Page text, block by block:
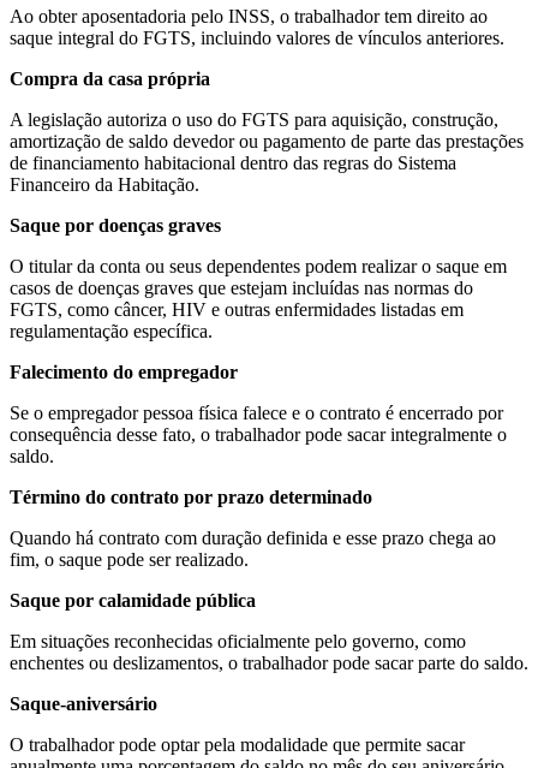
Ao obter aposentadoria pelo INSS, o trabalhador tem direito ao
saque integral do FGTS, incluindo valores de vínculos anteriores.
Compra da casa própria
A legislação autoriza o uso do FGTS para aquisição, construção,
amortização de saldo devedor ou pagamento de parte das prestações
de financiamento habitacional dentro das regras do Sistema
Financeiro da Habitação.
Saque por doenças graves
O titular da conta ou seus dependentes podem realizar o saque em
casos de doenças graves que estejam incluídas nas normas do
FGTS, como câncer, HIV e outras enfermidades listadas em
regulamentação específica.
Falecimento do empregador
Se o empregador pessoa física falece e o contrato é encerrado por
consequência desse fato, o trabalhador pode sacar integralmente o
saldo.
Término do contrato por prazo determinado
Quando há contrato com duração definida e esse prazo chega ao
fim, o saque pode ser realizado.
Saque por calamidade pública
Em situações reconhecidas oficialmente pelo governo, como
enchentes ou deslizamentos, o trabalhador pode sacar parte do saldo.
Saque-aniversário
O trabalhador pode optar pela modalidade que permite sacar